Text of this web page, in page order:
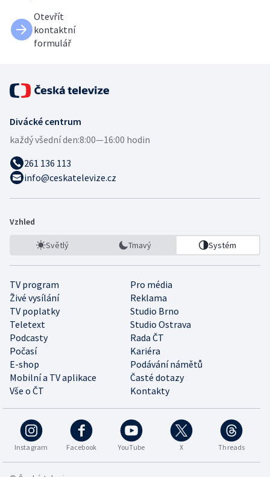
Otevřít
kontaktní
formulář
Divácké centrum
každý všední den:8:00—16:00 hodin
261 136 113
info@ceskatelevize.cz
Vzhled
Světlý Tmavý Systém
TV program
Pro média
Živé vysílání
Reklama
TV poplatky
Studio Brno
Teletext
Studio Ostrava
Podcasty
Rada ČT
Počasí
Kariéra
E-shop
Podávání námětů
Mobilní a TV aplikace
Časté dotazy
Vše o ČT
Kontakty
Instagram Facebook YouTube X Threads